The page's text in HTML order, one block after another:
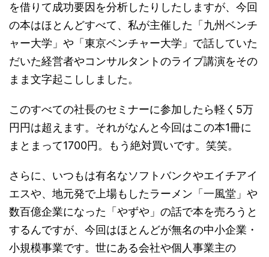
を借りて成功要因を分析したりしたしますが、今回
の本はほとんどすべて、私が主催した「九州ベンチ
ャー大学」や「東京ベンチャー大学」で話していた
だいた経営者やコンサルタントのライブ講演をその
まま文字起こししました。
このすべての社長のセミナーに参加したら軽く5万
円円は超えます。それがなんと今回はこの本1冊に
まとまって1700円。もう絶対買いです。笑笑。
さらに、いつもは有名なソフトバンクやエイチアイ
エスや、地元発で上場もしたラーメン「一風堂」や
数百億企業になった「やずや」の話で本を売ろうと
するんですが、今回はほとんどが無名の中小企業・
小規模事業です。世にある会社や個人事業主の